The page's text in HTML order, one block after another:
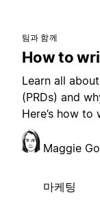
팀과 함께
How to
Learn all
(PRDs) and
Here’s how to
Maggie
마케팅